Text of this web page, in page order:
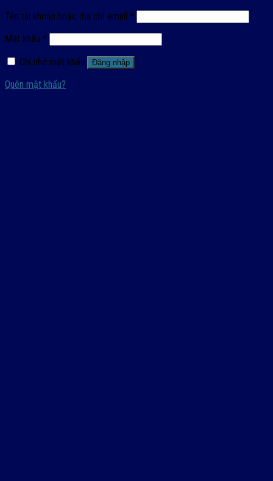
Tên tài khoản hoặc địa chỉ email *
Mật khẩu *
Ghi nhớ mật khẩu
Đăng nhập
Quên mật khẩu?